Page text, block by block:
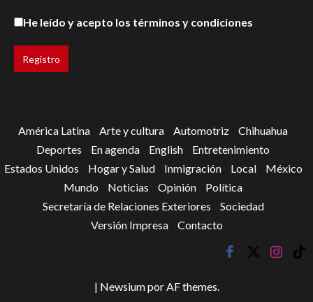
He leído y acepto los términos y condiciones
América Latina Arte y cultura Automotriz
Chihuahua
Deportes
En agenda English
Entretenimiento
Estados Unidos
Hogar y Salud Inmigración Local
México
Mundo
Noticias Opinión
Política
Secretaría de Relaciones Exteriores
Sociedad
Versión Impresa
Contacto
facebook
twitter
tik
| Newsiumpor AF themes.